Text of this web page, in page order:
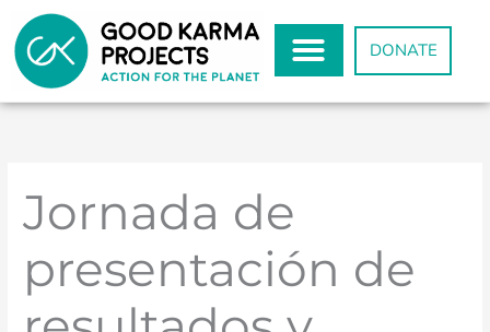
content
DONATE
Jornada de
presentación de